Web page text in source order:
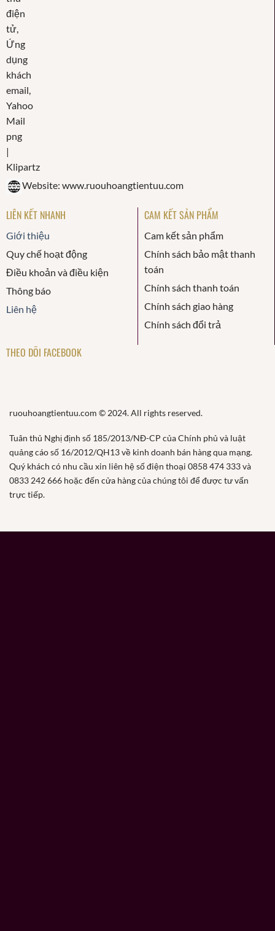
Website: www.ruouhoangtientuu.com
LIÊN KẾT NHANH
Giới thiệu
Quy chế hoạt động
Điều khoản và điều kiện
Thông báo
Liên hệ
CAM KẾT SẢN PHẨM
Cam kết sản phẩm
Chính sách bảo mật thanh
toán
Chính sách thanh toán
Chính sách giao hàng
Chính sách đổi trả
THEO DÕI FACEBOOK
ruouhoangtientuu.com © 2024. All rights reserved.
Tuân thủ Nghị định số 185/2013/NĐ-CP của Chính phủ và luật
quảng cáo số 16/2012/QH13 về kinh doanh bán hàng qua mạng.
Quý khách có nhu cầu xin liên hệ số điện thoại 0858 474 333 và
0833 242 666 hoặc đến cửa hàng của chúng tôi để được tư vấn
trực tiếp.